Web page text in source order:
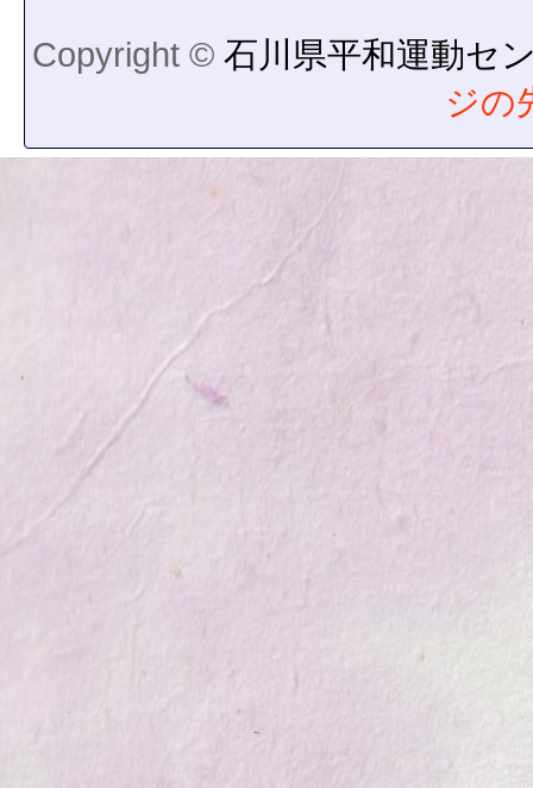
Copyright © 石川県平和運動セ
ジの